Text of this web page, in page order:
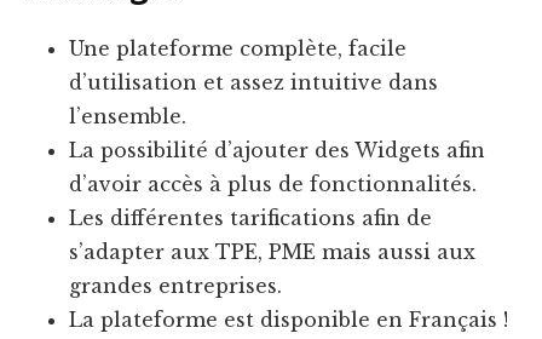
Une plateforme complète, facile
d’utilisation et assez intuitive dans
l’ensemble.
La possibilité d’ajouter des Widgets afin
d’avoir accès à plus de fonctionnalités.
Les différentes tarifications afin de
s’adapter aux TPE, PME mais aussi aux
grandes entreprises.
La plateforme est disponible en Français !